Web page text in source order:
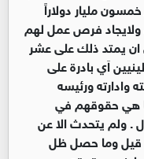
مليار دولاراً
ولايجاد فرص عمل لهم
ان يمتد ذلك على عشر
اَي بادرة على
ورئيسه
هي حقوقهم في
. ولم يتحدث الا عن
قيل وما حصل ظل